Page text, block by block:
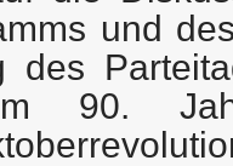
und
des
90.